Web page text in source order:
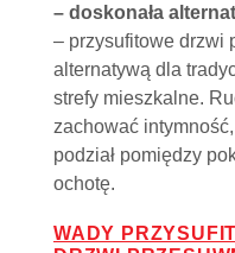
– doskonała
– przysufitowe drzwi
alternatywą dla
strefy mieszkalne.
zachować
podział pomiędzy
ochotę.
WADY